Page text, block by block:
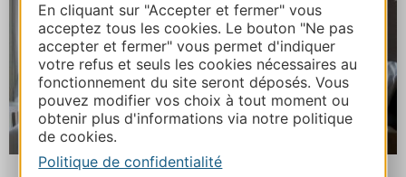
En cliquant sur "Accepter et fermer" vous
acceptez tous les cookies. Le bouton "Ne pas
accepter et fermer" vous permet d'indiquer
votre refus et seuls les cookies nécessaires au
fonctionnement du site seront déposés. Vous
pouvez modifier vos choix à tout moment ou
obtenir plus d'informations via notre politique
de cookies.
Politique de confidentialité